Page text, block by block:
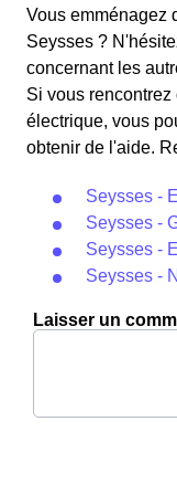
d'électricité en
éligibles. 💡🏠
le prix de
les autres jours de
rapport au tarif
Vous emménagez
Seysses ?
concernant les
Si vous
électrique, vous
obtenir de l'aide.
Seysses -
Seysses -
Seysses -
Seysses -
Laisser un